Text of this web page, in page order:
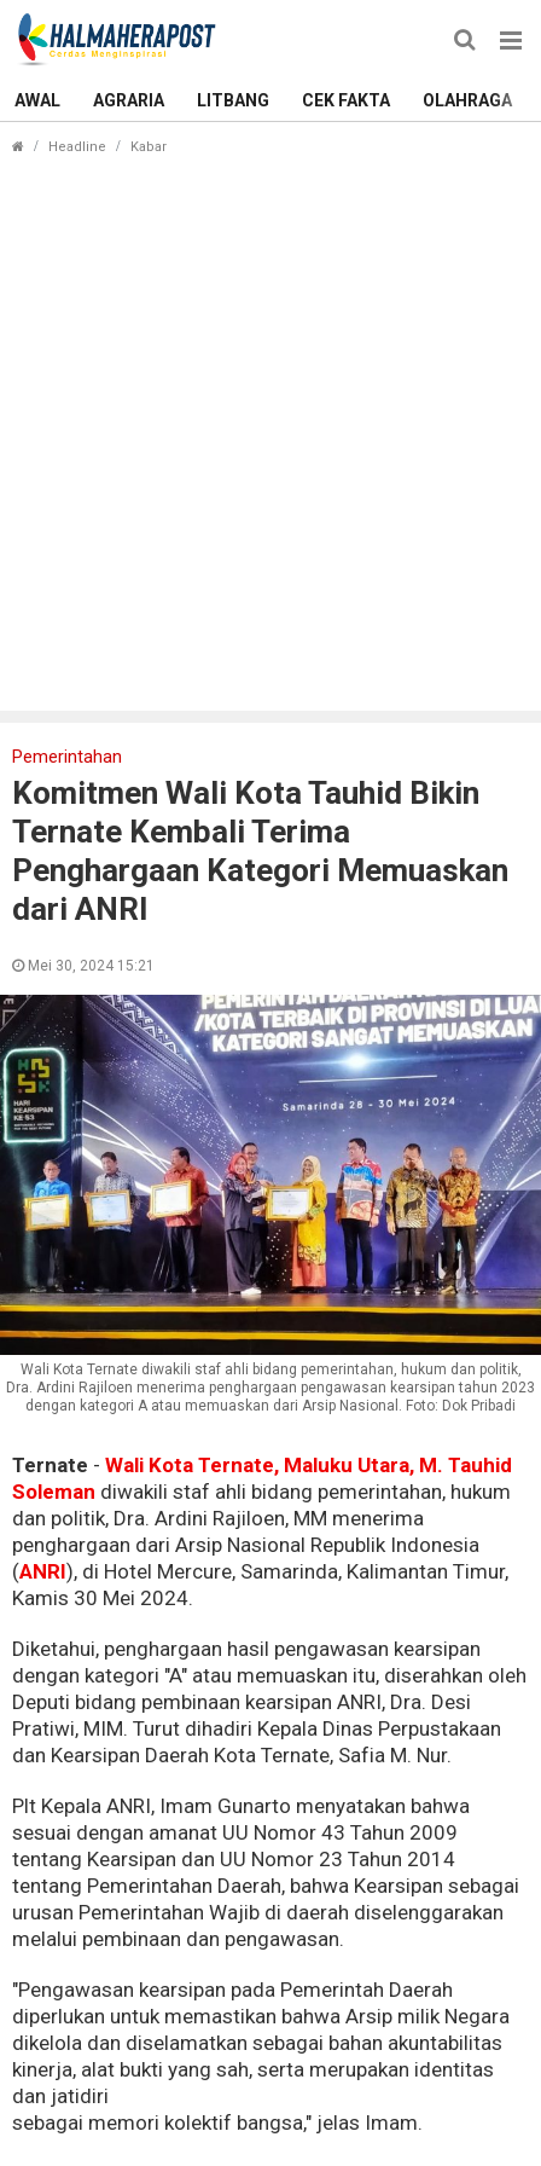
AWAL AGRARIA LITBANG CEK FAKTA OLAHRAGA
Headline Kabar
Pemerintahan
Komitmen Wali Kota Tauhid Bikin
Ternate Kembali Terima
Penghargaan Kategori Memuaskan
dari ANRI
Mei 30, 2024 15:21
Wali Kota Ternate diwakili staf ahli bidang pemerintahan, hukum dan politik,
Dra. Ardini Rajiloen menerima penghargaan pengawasan kearsipan tahun 2023
dengan kategori A atau memuaskan dari Arsip Nasional. Foto: Dok Pribadi
Ternate - Wali Kota Ternate, Maluku Utara, M. Tauhid
Soleman diwakili staf ahli bidang pemerintahan, hukum
dan politik, Dra. Ardini Rajiloen, MM menerima
penghargaan dari Arsip Nasional Republik Indonesia
(ANRI), di Hotel Mercure, Samarinda, Kalimantan Timur,
Kamis 30 Mei 2024.
Diketahui, penghargaan hasil pengawasan kearsipan
dengan kategori "A" atau memuaskan itu, diserahkan oleh
Deputi bidang pembinaan kearsipan ANRI, Dra. Desi
Pratiwi, MIM. Turut dihadiri Kepala Dinas Perpustakaan
dan Kearsipan Daerah Kota Ternate, Safia M. Nur.
Plt Kepala ANRI, Imam Gunarto menyatakan bahwa
sesuai dengan amanat UU Nomor 43 Tahun 2009
tentang Kearsipan dan UU Nomor 23 Tahun 2014
tentang Pemerintahan Daerah, bahwa Kearsipan sebagai
urusan Pemerintahan Wajib di daerah diselenggarakan
melalui pembinaan dan pengawasan.
"Pengawasan kearsipan pada Pemerintah Daerah
diperlukan untuk memastikan bahwa Arsip milik Negara
dikelola dan diselamatkan sebagai bahan akuntabilitas
kinerja, alat bukti yang sah, serta merupakan identitas
dan jatidiri
sebagai memori kolektif bangsa," jelas Imam.